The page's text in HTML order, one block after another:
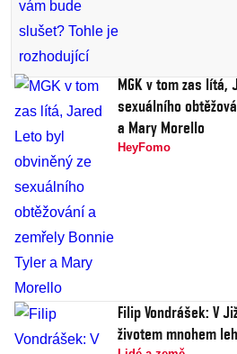
MGK v tom zas lítá,
sexuálního
a Mary Morello
HeyFomo
Filip Vondrášek: V
životem mnohem